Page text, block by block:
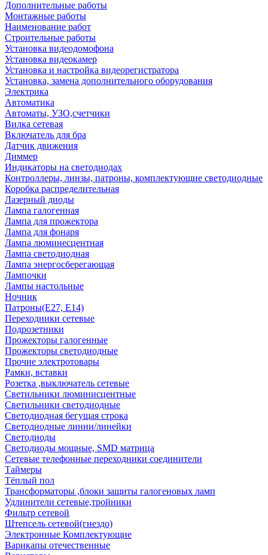
Дополнительные работы
Монтажные работы
Наименование работ
Строительные работы
Установка видеодомофона
Установка видеокамер
Установка и настройка видеорегистратора
Установка, замена дополнительного оборудования
Электрика
Автоматика
Автоматы, УЗО,счетчики
Вилка сетевая
Включатель для бра
Датчик движения
Диммер
Индикаторы на светодиодах
Контроллеры, линзы, патроны, комплектующие светодиодные
Коробка распределительная
Лазерный диоды
Лампа галогенная
Лампа для прожектора
Лампа для фонаря
Лампа люминесцентная
Лампа светодиодная
Лампа энергосберегающая
Лампочки
Лампы настольные
Ночник
Патроны(Е27, Е14)
Переходники сетевые
Подрозетники
Прожекторы галогенные
Прожекторы светодиодные
Прочие электротовары
Рамки, вставки
Розетка ,выключатель сетевые
Светильники люминисцентные
Светильники светодиодные
Светодиодная бегущая строка
Светодиодные линии/линейки
Светодиоды
Светодиоды мощные, SMD матрица
Сетевые телефонные переходники соединители
Таймеры
Тёплый пол
Трансформаторы ,блоки защиты галогеновых ламп
Удлинители сетевые,тройники
Фильтр сетевой
Штепсель сетевой(гнездо)
Электронные Комплектующие
Варикапы отечественные